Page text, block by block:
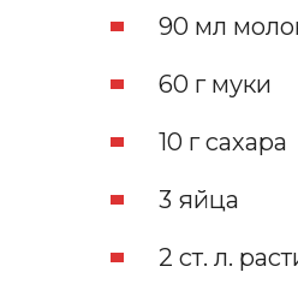
90 мл
60 г муки
10 г сахара
3 яйца
2 ст. л.